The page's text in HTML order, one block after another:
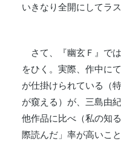
いきなり全開にしてラ
さて、『幽玄Ｆ』で
をひく。実際、作中に
が仕掛けられている（
が窺える）が、三島由
他作品に比べ（私の知
際読んだ」率が高いこ